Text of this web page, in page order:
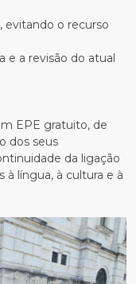
evitando o recurso
a revisão do atual
EPE gratuito, de
dos seus
da ligação
língua, à cultura e à